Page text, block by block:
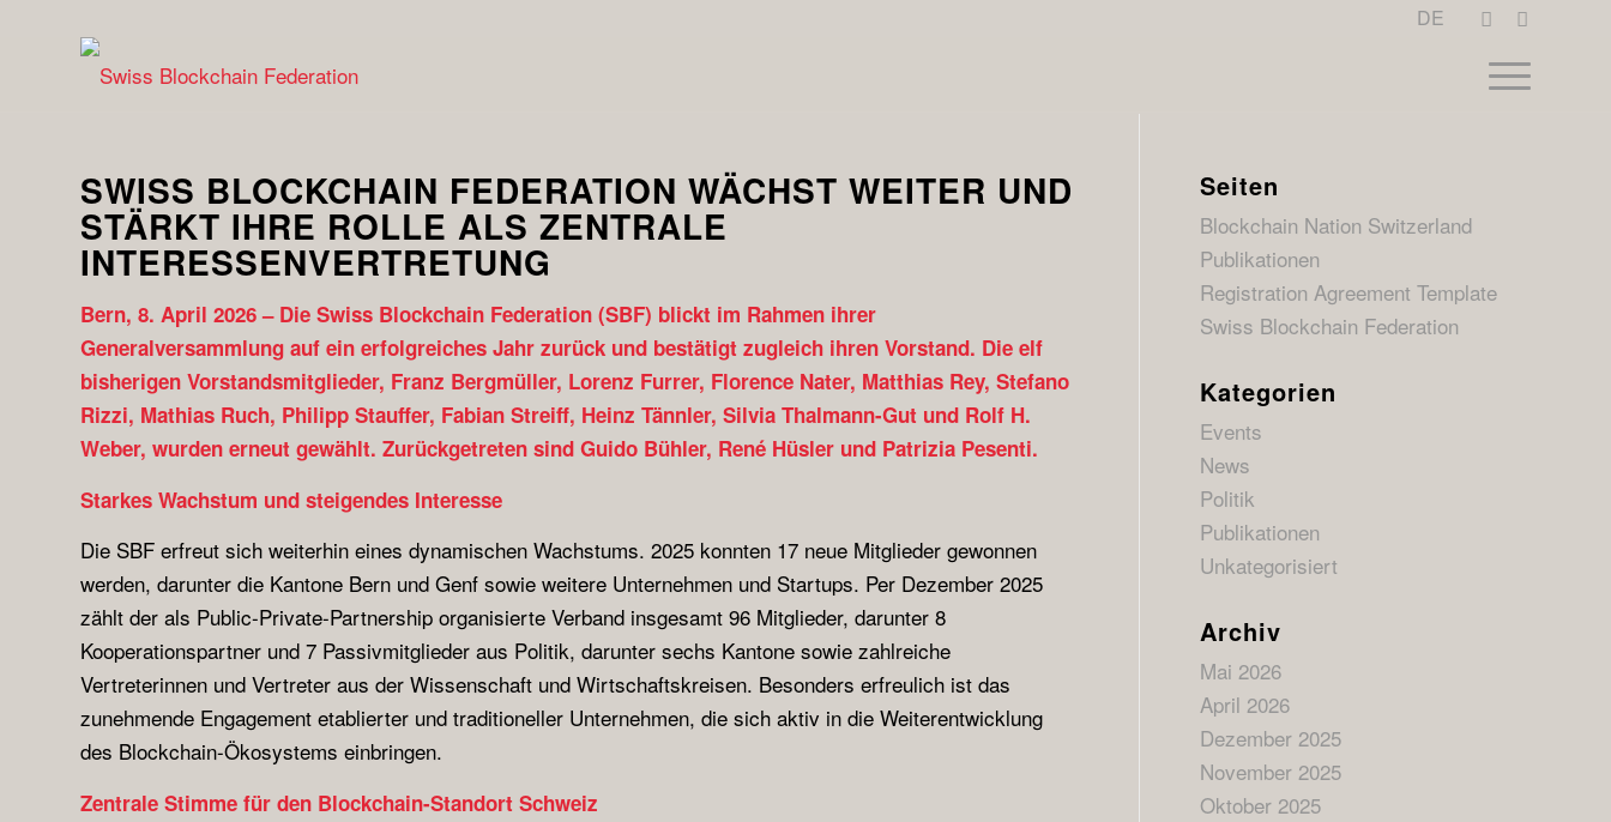
DE
SWISS BLOCKCHAIN FEDERATION WÄCHST WEITER UND
STÄRKT IHRE ROLLE ALS ZENTRALE
INTERESSENVERTRETUNG
Bern, 8. April 2026 – Die Swiss Blockchain Federation (SBF) blickt im Rahmen ihrer
Generalversammlung auf ein erfolgreiches Jahr zurück und bestätigt zugleich ihren Vorstand. Die elf
bisherigen Vorstandsmitglieder, Franz Bergmüller, Lorenz Furrer, Florence Nater, Matthias Rey, Stefano
Rizzi, Mathias Ruch, Philipp Stauffer, Fabian Streiff, Heinz Tännler, Silvia Thalmann-Gut und Rolf H.
Weber, wurden erneut gewählt. Zurückgetreten sind Guido Bühler, René Hüsler und Patrizia Pesenti.
Starkes Wachstum und steigendes Interesse
Die SBF erfreut sich weiterhin eines dynamischen Wachstums. 2025 konnten 17 neue Mitglieder gewonnen
werden, darunter die Kantone Bern und Genf sowie weitere Unternehmen und Startups. Per Dezember 2025
zählt der als Public-Private-Partnership organisierte Verband insgesamt 96 Mitglieder, darunter 8
Kooperationspartner und 7 Passivmitglieder aus Politik, darunter sechs Kantone sowie zahlreiche
Vertreterinnen und Vertreter aus der Wissenschaft und Wirtschaftskreisen. Besonders erfreulich ist das
zunehmende Engagement etablierter und traditioneller Unternehmen, die sich aktiv in die Weiterentwicklung
des Blockchain-Ökosystems einbringen.
Zentrale Stimme für den Blockchain-Standort Schweiz
Seiten
Blockchain Nation Switzerland
Publikationen
Registration Agreement Template
Swiss Blockchain Federation
Kategorien
Events
News
Politik
Publikationen
Unkategorisiert
Archiv
Mai 2026
April 2026
Dezember 2025
November 2025
Oktober 2025